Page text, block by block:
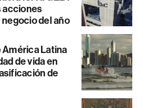
acciones
del año
América Latina
de vida en
de